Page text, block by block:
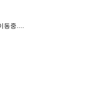
중....